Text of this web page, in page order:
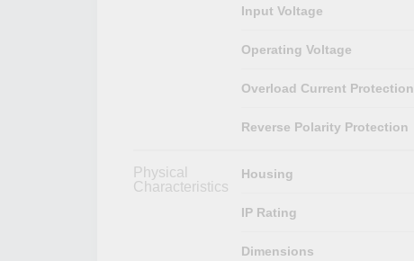
Input Voltage
Operating Voltage
Overload Current Protection
Reverse Polarity Protection
Physical
Characteristics
Housing
IP Rating
Dimensions